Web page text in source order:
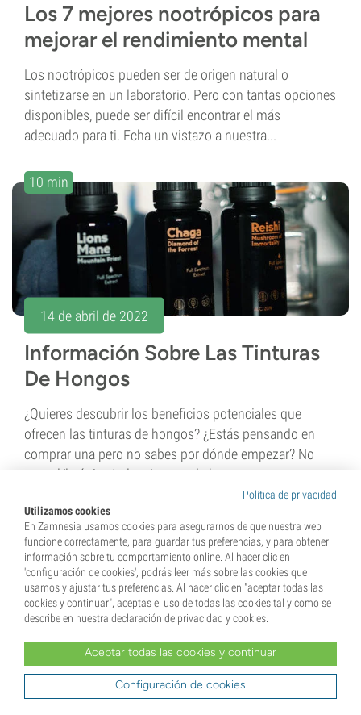
Los 7 mejores nootrópicos para
mejorar el rendimiento mental
Los nootrópicos pueden ser de origen natural o
sintetizarse en un laboratorio. Pero con tantas opciones
disponibles, puede ser difícil encontrar el más
adecuado para ti. Echa un vistazo a nuestra...
10 min
14 de abril de 2022
Información Sobre Las Tinturas
De Hongos
¿Quieres descubrir los beneficios potenciales que
ofrecen las tinturas de hongos? ¿Estás pensando en
comprar una pero no sabes por dónde empezar? No
eres el/la único/a; las tinturas de hongos se...
3 min
4 de enero de 2020
6 Hierbas Exóticas Que No
Política de privacidad
Utilizamos cookies
En Zamnesia usamos cookies para asegurarnos de que nuestra web
funcione correctamente, para guardar tus preferencias, y para obtener
información sobre tu comportamiento online. Al hacer clic en
'configuración de cookies', podrás leer más sobre las cookies que
usamos y ajustar tus preferencias. Al hacer clic en "aceptar todas las
cookies y continuar", aceptas el uso de todas las cookies tal y como se
describe en nuestra declaración de privacidad y cookies.
Aceptar todas las cookies y continuar
Configuración de cookies